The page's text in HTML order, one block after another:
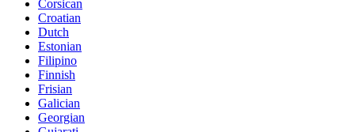
Corsican
Croatian
Dutch
Estonian
Filipino
Finnish
Frisian
Galician
Georgian